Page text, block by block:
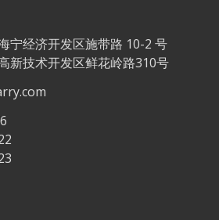
宁经济开发区施带路 10-2 号
新技术开发区鲜花岭路310号